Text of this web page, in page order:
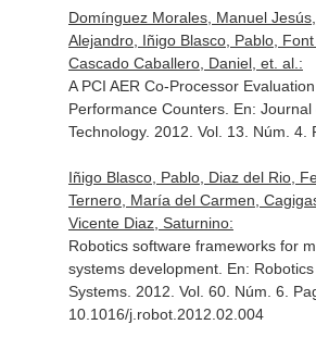
Domínguez Morales, Manuel
Alejandro, Iñigo Blasco, Pablo,
Cascado Caballero, Daniel, et. al.:
A PCI AER Co-Processor
Performance Counters. En:
Technology. 2012. Vol. 13. Núm. 4.
Iñigo Blasco, Pablo, Diaz del Rio,
Ternero, María del Carmen,
Vicente Diaz, Saturnino:
Robotics software frameworks for
systems development. En:
Systems. 2012. Vol. 60. Núm. 6.
10.1016/j.robot.2012.02.004